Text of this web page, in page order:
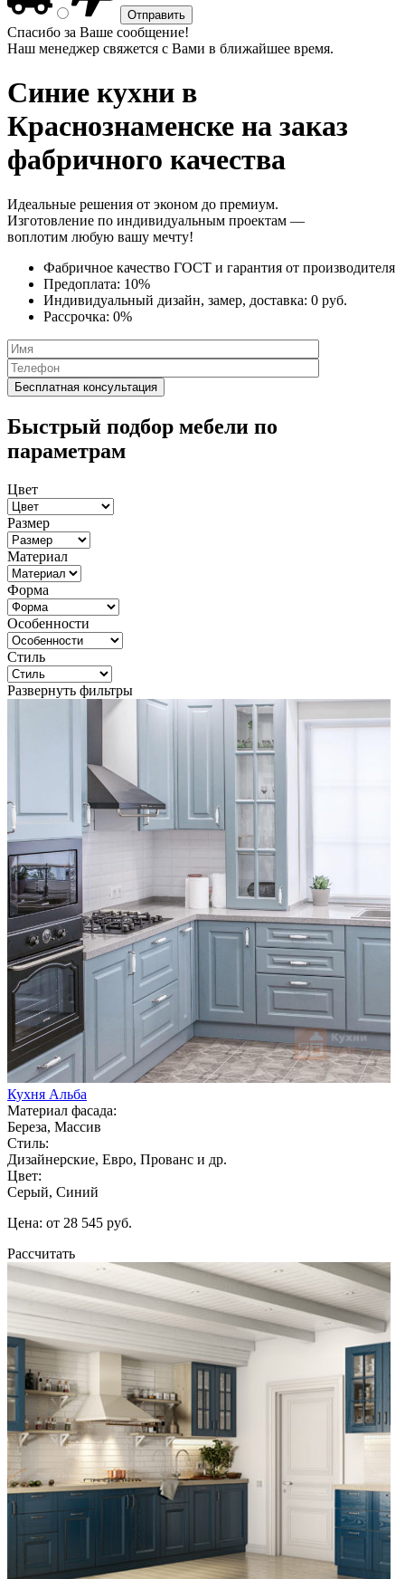
Спасибо за Ваше сообщение!
Наш менеджер свяжется с Вами в ближайшее время.
Синие кухни в
Краснознаменске на заказ
фабричного качества
Идеальные решения от эконом до премиум.
Изготовление по индивидуальным проектам —
воплотим любую вашу мечту!
Фабричное качество ГОСТ и гарантия от производителя
Предоплата: 10%
Индивидуальный дизайн, замер, доставка: 0 руб.
Рассрочка: 0%
Быстрый подбор мебели по
параметрам
Цвет
Размер
Материал
Форма
Особенности
Стиль
Развернуть фильтры
Кухня Альба
Материал фасада:
Береза, Массив
Стиль:
Дизайнерские, Евро, Прованс и др.
Цвет:
Серый, Синий
Цена: от 28 545 руб.
Рассчитать